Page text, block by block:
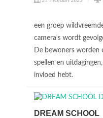
een groep
camera's wordt
De bewoners worden
spellen en
invloed hebt.
DREAM SCHOOL